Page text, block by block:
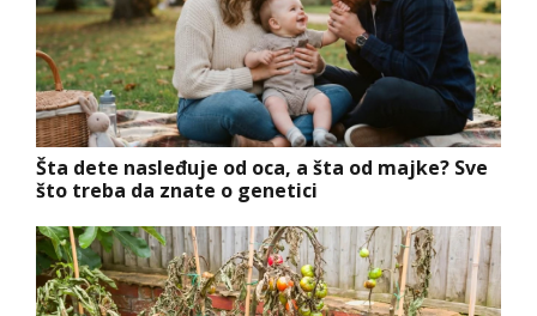
Šta dete nasleđuje od oca, a šta od majke? Sve
što treba da znate o genetici